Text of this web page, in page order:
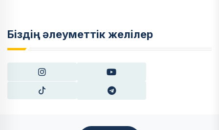
Біздің әлеуметтік желілер